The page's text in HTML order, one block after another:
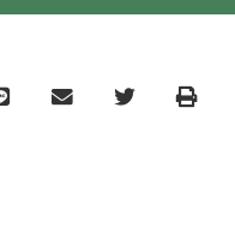
email TwitterPrint